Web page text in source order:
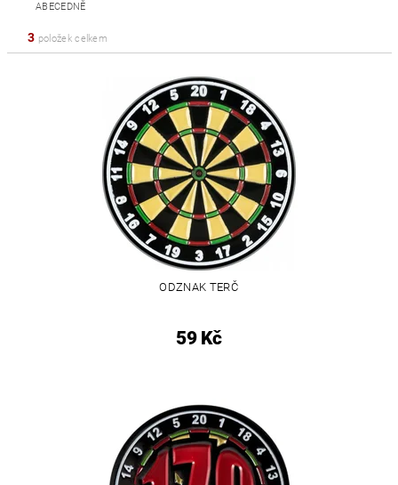
ABECEDNĚ
3 položek celkem
ODZNAK TERČ
59 Kč